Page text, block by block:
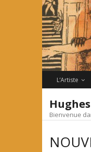
Skip
to
content
L’Artiste
Bienvenue